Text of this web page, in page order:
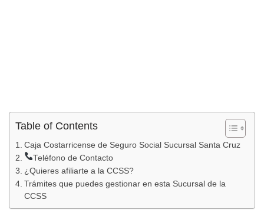
Table of Contents
Caja Costarricense de Seguro Social Sucursal Santa Cruz
Teléfono de Contacto
¿Quieres afiliarte a la CCSS?
Trámites que puedes gestionar en esta Sucursal de la
CCSS